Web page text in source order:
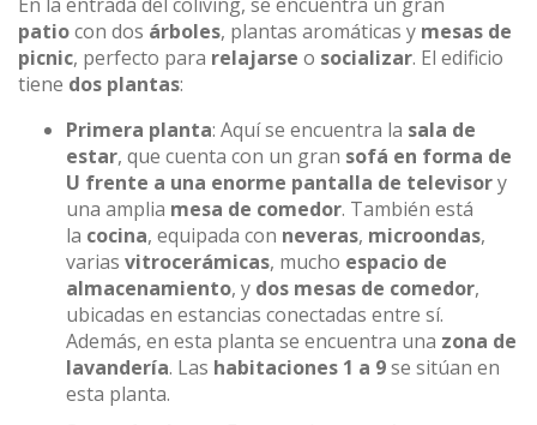
patiocon dos árboles, plantas aromáticas y mesas de
picnic, perfecto para relajarse o socializar. El edificio
tiene dos plantas:
Primera planta: Aquí se encuentra la sala de
estar, que cuenta con un gran sofá en forma de
U frente a una enorme pantalla de televisory
una amplia mesa de comedor. También está
la cocina, equipada con neveras, microondas,
varias vitrocerámicas, mucho espacio de
almacenamiento, y dos mesas de comedor,
ubicadas en estancias conectadas entre sí.
Además, en esta planta se encuentra una zona de
lavandería. Las habitaciones 1 a 9se sitúan en
esta planta.